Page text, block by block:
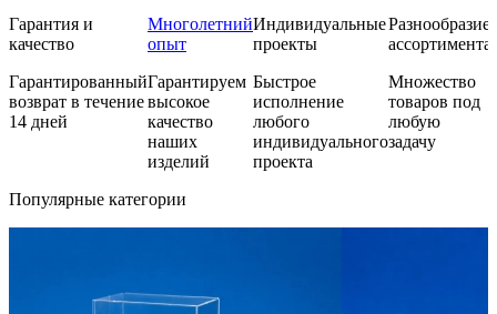
Гарантия и
качество
Гарантированный
возврат в течение
14 дней
Многолетний
опыт
Гарантируем
высокое
качество
наших
изделий
Индивидуальные
проекты
Быстрое
исполнение
любого
индивидуального
проекта
Разнообразие
ассортимента
Множество
товаров под
любую
задачу
Популярные категории